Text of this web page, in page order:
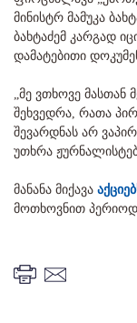
მინისტრ მამუკა
ბახტაძემ კარგად
დამატებითი
„მე ვთხოვე
შეხვედრა, რათა
შევარდნას არ
უთხრა
მანანა მიქავა
მოთხოვნით